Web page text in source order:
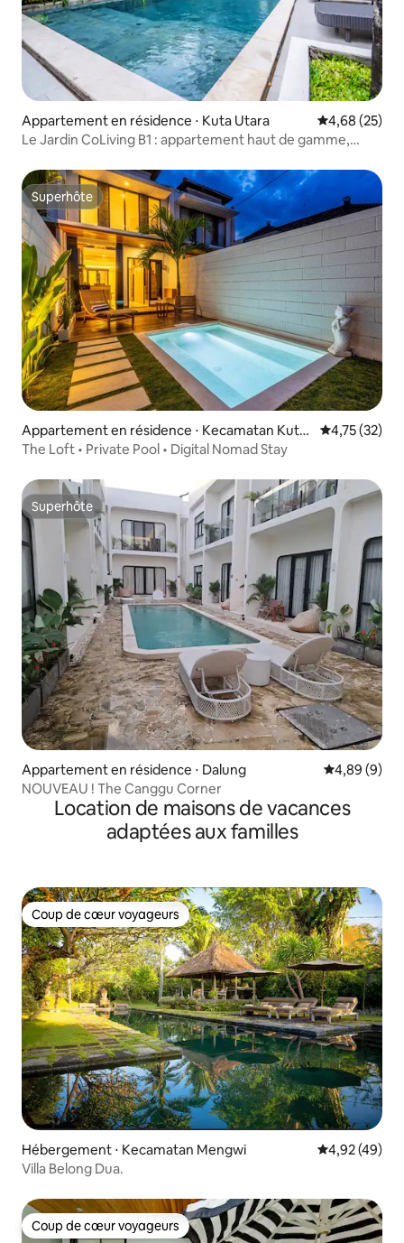
Appartement en résidence ⋅ Kuta Utara Évaluation
4,68 (25)
Le Jardin CoLiving B1 : appartement haut de gamme,
Superhôte
Superhôte
Appartement en résidence ⋅ Kecamatan Kuta
Utara
Évaluation
4,75 (32)
The Loft • Private Pool • Digital Nomad Stay
Superhôte
Superhôte
Appartement en résidence ⋅ Dalung Évaluation
4,89 (9)
NOUVEAU ! The Canggu Corner
Location de maisons de vacances
adaptées aux familles
Coup de cœur voyageurs
Coup de cœur voyageurs
Hébergement ⋅ Kecamatan Mengwi Évaluation
4,92 (49)
Villa Belong Dua.
Coup de cœur voyageurs
Coup de cœur voyageurs